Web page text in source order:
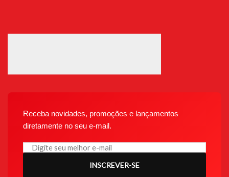
Receba novidades, promoções e lançamentos
diretamente no seu e-mail.
INSCREVER-SE